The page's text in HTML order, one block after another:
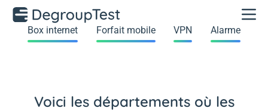
Box internet Forfait mobile VPN Alarme
Voici les départements où les